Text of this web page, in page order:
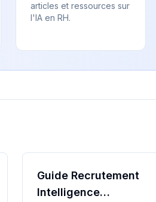
articles et ressources sur
l'IA en RH.
Guide Recrutement
Intelligence